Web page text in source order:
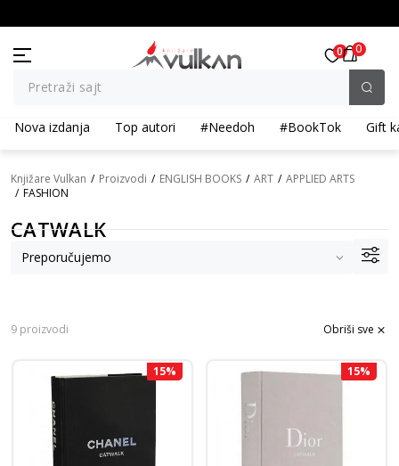
Pretraži sajt
0 0
Nova izdanja Top autori #Needoh #BookTok Gift
Knjižare Vulkan Proizvodi ENGLISH BOOKS ART
APPLIED ARTS
FASHION
CATWALK
9 proizvodi Obriši sve
15% 15%